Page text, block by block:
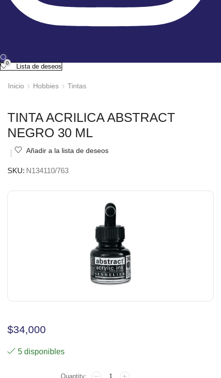
0 Lista de deseos
Inicio Hobbies Tintas
TINTA ACRILICA ABSTRACT
NEGRO 30 ML
Añadir a la lista de deseos
SKU: N134110/763
$34,000
5 disponibles
TINTA